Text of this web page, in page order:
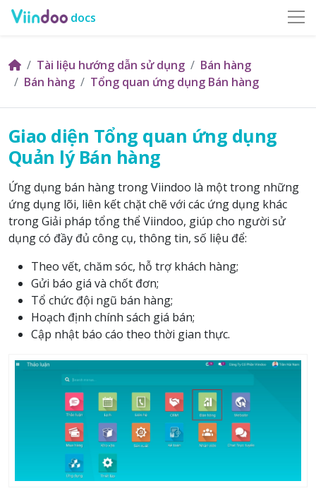
docs
Tài liệu hướng dẫn sử dụng
Bán hàng
Bán hàng
Tổng quan ứng dụng Bán hàng
Giao diện Tổng quan ứng dụng
Quản lý Bán hàng
Ứng dụng bán hàng trong Viindoo là một trong những
ứng dụng lõi, liên kết chặt chẽ với các ứng dụng khác
trong Giải pháp tổng thể Viindoo, giúp cho người sử
dụng có đầy đủ công cụ, thông tin, số liệu để:
Theo vết, chăm sóc, hỗ trợ khách hàng;
Gửi báo giá và chốt đơn;
Tổ chức đội ngũ bán hàng;
Hoạch định chính sách giá bán;
Cập nhật báo cáo theo thời gian thực.